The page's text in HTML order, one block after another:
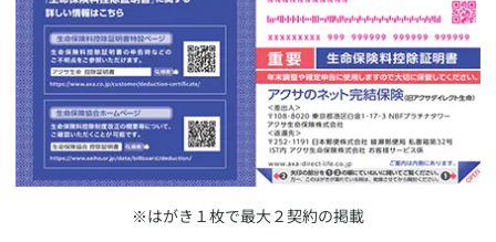
​※はがき１枚で最大２契約の掲載